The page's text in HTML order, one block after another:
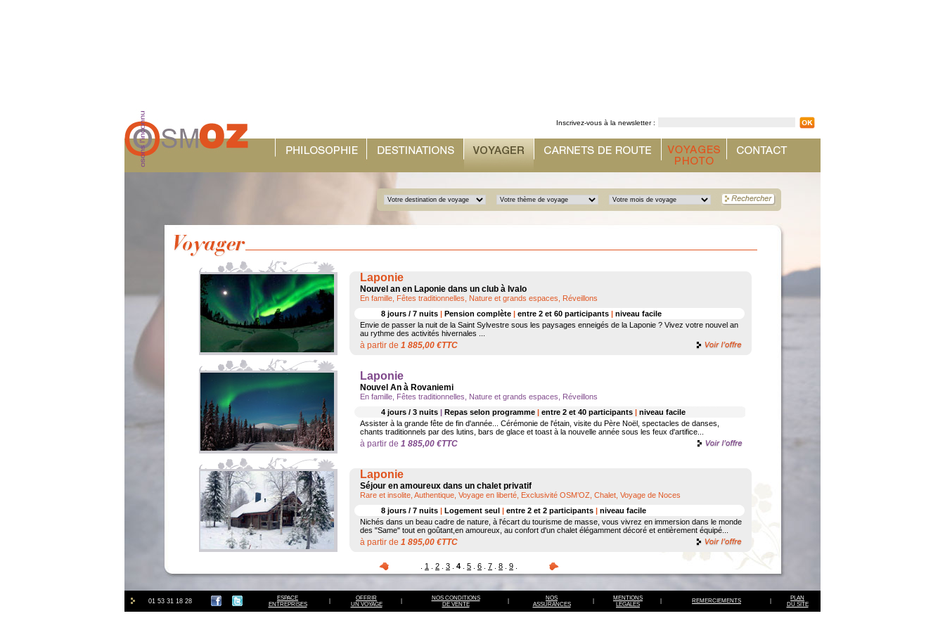
Inscrivez-vous à la newsletter :
Laponie
Nouvel an en Laponie dans un club à Ivalo
En famille, Fêtes traditionnelles, Nature et grands espaces, Réveillons
8 jours / 7 nuits | Pension complète | entre 2 et 60 participants | niveau facile
Envie de passer la nuit de la Saint Sylvestre sous les paysages enneigés de la Laponie ? Vivez votre nouvel an
au rythme des activités hivernales ...
à partir de 1 885,00 €TTC
Laponie
Nouvel An à Rovaniemi
En famille, Fêtes traditionnelles, Nature et grands espaces, Réveillons
4 jours / 3 nuits | Repas selon programme | entre 2 et 40 participants | niveau facile
Assister à la grande fête de fin d'année... Cérémonie de l'étain, visite du Père Noël, spectacles de danses,
chants traditionnels par des lutins, bars de glace et toast à la nouvelle année sous les feux d'artifice...
à partir de 1 885,00 €TTC
Laponie
Séjour en amoureux dans un chalet privatif
Rare et insolite, Authentique, Voyage en liberté, Exclusivité OSM’OZ, Chalet, Voyage de Noces
8 jours / 7 nuits | Logement seul | entre 2 et 2 participants | niveau facile
Nichés dans un beau cadre de nature, à l'écart du tourisme de masse, vous vivrez en immersion dans le monde
des "Same" tout en goûtant,en amoureux, au confort d'un chalet élégamment décoré et entièrement équipé...
à partir de 1 895,00 €TTC
1 2 3 4 5 6 7 8 9
01 53 31 18 28
ESPACE
ENTREPRISES
OFFRIR
UN VOYAGE
NOS CONDITIONS
DE VENTE
NOS
ASSURANCES
MENTIONS
LEGALES
REMERCIEMENTS
PLAN
DU SITE